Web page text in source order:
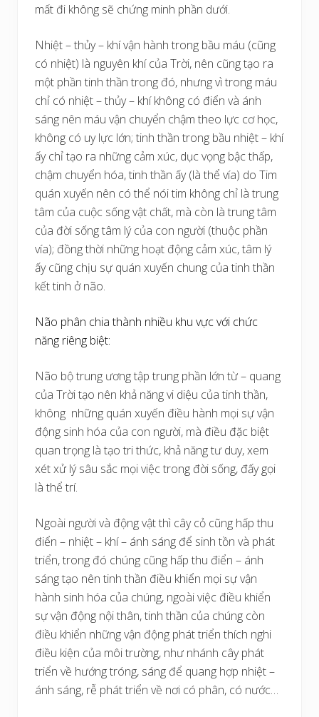
mất đi không sẽ chứng minh phần dưới.
Nhiệt – thủy – khí vận hành trong bầu máu (cũng
có nhiệt) là nguyên khí của Trời, nên cũng tạo ra
một phần tinh thần trong đó, nhưng vì trong máu
chỉ có nhiệt – thủy – khí không có điển và ánh
sáng nên máu vận chuyển chậm theo lực cơ học,
không có uy lực lớn; tinh thần trong bầu nhiệt – khí
ấy chỉ tạo ra những cảm xúc, dục vọng bậc thấp,
chậm chuyển hóa, tinh thần ấy (là thể vía) do Tim
quán xuyến nên có thể nói tim không chỉ là trung
tâm của cuộc sống vật chất, mà còn là trung tâm
của đời sống tâm lý của con người (thuộc phần
vía); đồng thời những hoạt động cảm xúc, tâm lý
ấy cũng chịu sự quán xuyến chung của tinh thần
kết tinh ở não.
Não phân chia thành nhiều khu vực với chức
năng riêng biệt:
Não bộ trung ương tập trung phần lớn từ – quang
của Trời tạo nên khả năng vi diệu của tinh thần,
không những quán xuyến điều hành mọi sự vận
động sinh hóa của con người, mà điều đặc biệt
quan trọng là tạo tri thức, khả năng tư duy, xem
xét xử lý sâu sắc mọi việc trong đời sống, đấy gọi
là thể trí.
Ngoài người và động vật thì cây cỏ cũng hấp thu
điển – nhiệt – khí – ánh sáng để sinh tồn và phát
triển, trong đó chúng cũng hấp thu điển – ánh
sáng tạo nên tinh thần điều khiển mọi sự vận
hành sinh hóa của chúng, ngoài việc điều khiển
sự vận động nội thân, tinh thần của chúng còn
điều khiển những vận động phát triển thích nghi
điều kiện của môi trường, như nhánh cây phát
triển về hướng tróng, sáng để quang hợp nhiệt –
ánh sáng, rễ phát triển về nơi có phân, có nước…